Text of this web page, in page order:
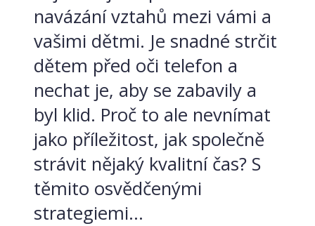
navázání vztahů mezi vámi a
vašimi dětmi. Je snadné strčit
dětem před oči telefon a
nechat je, aby se zabavily a
byl klid. Proč to ale nevnímat
jako příležitost, jak společně
strávit nějaký kvalitní čas? S
těmito osvědčenými
strategiemi...